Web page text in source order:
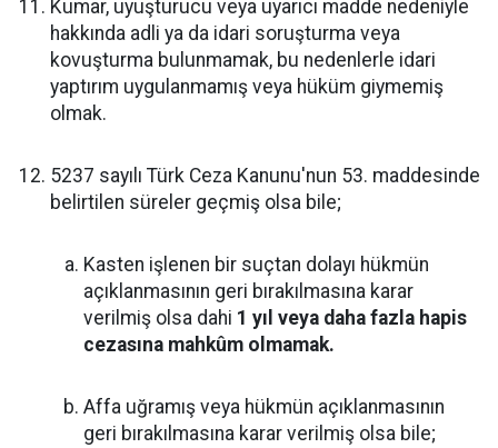
Kumar, uyuşturucu veya uyarıcı madde nedeniyle
hakkında adli ya da idari soruşturma veya
kovuşturma bulunmamak, bu nedenlerle idari
yaptırım uygulanmamış veya hüküm giymemiş
olmak.
5237 sayılı Türk Ceza Kanunu'nun 53. maddesinde
belirtilen süreler geçmiş olsa bile;
Kasten işlenen bir suçtan dolayı hükmün
açıklanmasının geri bırakılmasına karar
verilmiş olsa dahi 1 yıl veya daha fazla hapis
cezasına mahkûm olmamak.
Affa uğramış veya hükmün açıklanmasının
geri bırakılmasına karar verilmiş olsa bile;